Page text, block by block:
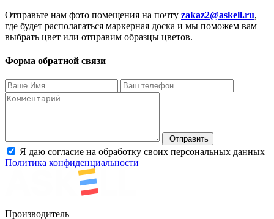
Отправьте нам фото помещения на почту zakaz2@askell.ru,
где будет располагаться маркерная доска и мы поможем вам
выбрать цвет или отправим образцы цветов.
Форма обратной связи
Отправить
Я даю согласие на обработку своих персональных данных
Политика конфиденциальности
Производитель